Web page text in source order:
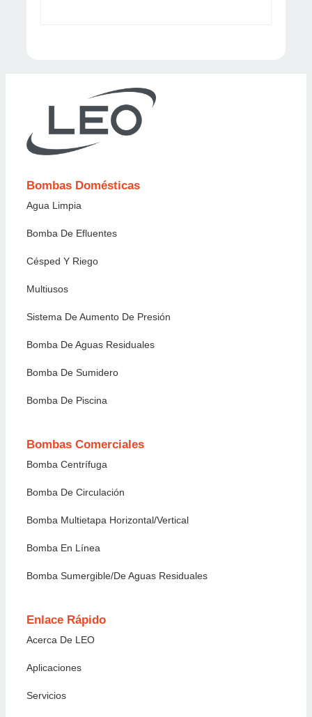
Bombas Domésticas
Agua Limpia
Bomba De Efluentes
Césped Y Riego
Multiusos
Sistema De Aumento De Presión
Bomba De Aguas Residuales
Bomba De Sumidero
Bomba De Piscina
Bombas Comerciales
Bomba Centrífuga
Bomba De Circulación
Bomba Multietapa Horizontal/vertical
Bomba En Línea
Bomba Sumergible/de Aguas Residuales
Enlace Rápido
Acerca De LEO
Aplicaciones
Servicios